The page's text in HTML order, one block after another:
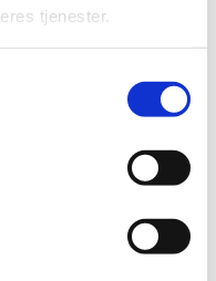
tjenester.